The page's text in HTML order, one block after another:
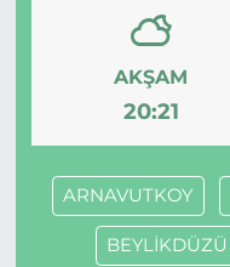
AKŞAM
20:21
ARNAVUTKOY
BEYLİKDÜZÜ